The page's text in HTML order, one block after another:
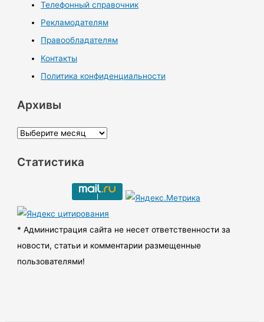
Телефонный справочник
Рекламодателям
Правообладателям
Контакты
Политика конфиденциальности
Архивы
А
х
ы
Статистика
* Администрация сайта не несет ответственности за
новости, статьи и комментарии размещенные
пользователями!